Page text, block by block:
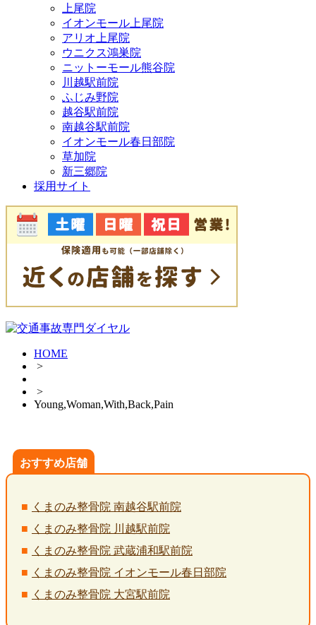
上尾院
イオンモール上尾院
アリオ上尾院
ウニクス鴻巣院
ニットーモール熊谷院
川越駅前院
ふじみ野院
越谷駅前院
南越谷駅前院
イオンモール春日部院
草加院
新三郷院
採用サイト
HOME
>
>
Young,Woman,With,Back,Pain
おすすめ店舗
くまのみ整骨院 南越谷駅前院
くまのみ整骨院 川越駅前院
くまのみ整骨院 武蔵浦和駅前院
くまのみ整骨院 イオンモール春日部院
くまのみ整骨院 大宮駅前院